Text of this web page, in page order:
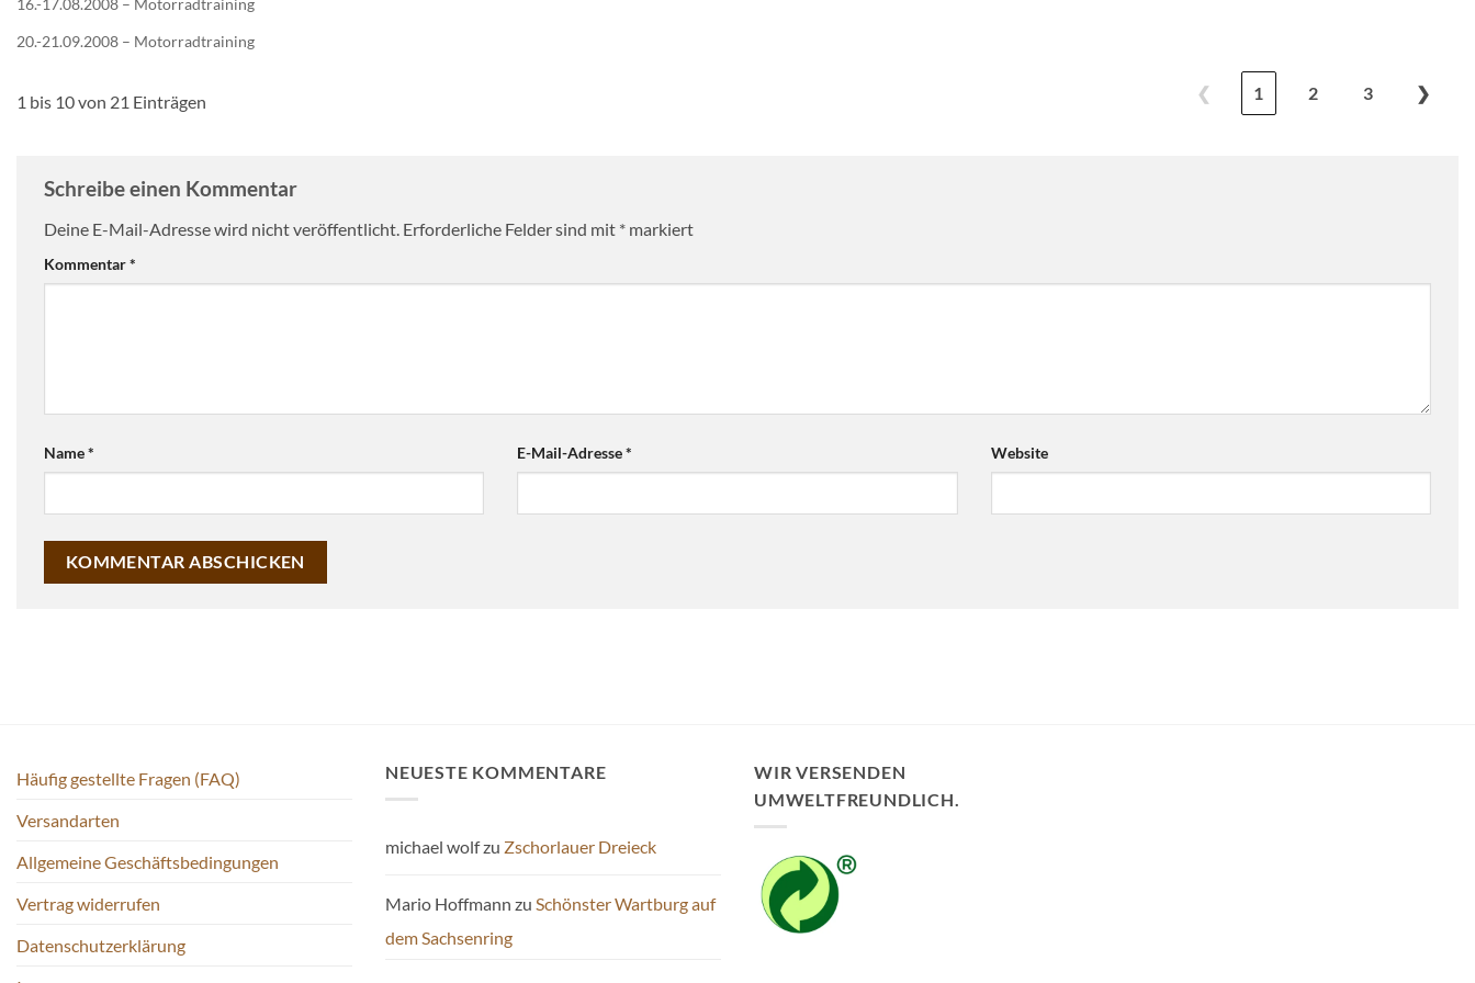
20.-21.09.2008 – Motorradtraining
1 bis 10 von 21 Einträgen ❮ 1 2 3 ❯
Schreibe einen Kommentar
Deine E-Mail-Adresse wird nicht veröffentlicht. Erforderliche Felder sind mit * markiert
Kommentar*
Name* E-Mail-Adresse* Website
Häufig gestellte Fragen (FAQ)
Versandarten
Allgemeine Geschäftsbedingungen
Vertrag widerrufen
Datenschutzerklärung
NEUESTE KOMMENTARE
michael wolfzu Zschorlauer Dreieck
Mario Hoffmann zu Schönster Wartburg auf
dem Sachsenring
WIR VERSENDEN
UMWELTFREUNDLICH.